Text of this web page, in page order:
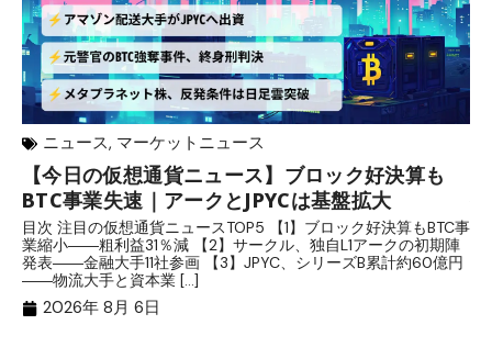
ニュース, マーケットニュース
【今日の仮想通貨ニュース】ブロック好決算も
BTC事業失速｜アークとJPYCは基盤拡大
目次 注目の仮想通貨ニュースTOP5 【1】ブロック好決算もBTC事
業縮小――粗利益31％減 【2】サークル、独自L1アークの初期陣
発表――金融大手11社参画 【3】JPYC、シリーズB累計約60億円
――物流大手と資本業 […]
2026年 8月 6日